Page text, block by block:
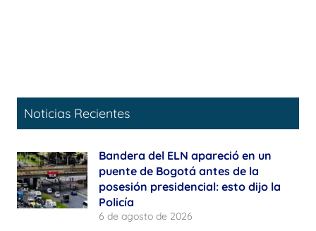
Noticias Recientes
Bandera del ELN apareció en un
puente de Bogotá antes de la
posesión presidencial: esto dijo la
Policía
6 de agosto de 2026